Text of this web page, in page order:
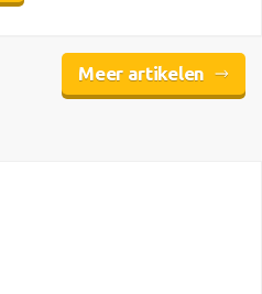
Meer artikelen